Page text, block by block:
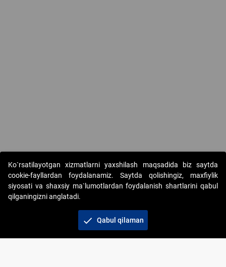
Copyright © 2017-2026. "Elektron onlayn-auksionlarni
tashkil etish" AJ. Barcha huquqlar himoyalangan
Ko`rsatilayotgan xizmatlarni yaxshilash maqsadida biz saytda
cookie-fayllardan foydalanamiz. Saytda qolishingiz, maxfiylik
siyosati va shaxsiy ma`lumotlardan foydalanish shartlarini qabul
qilganingizni anglatadi.
check Qabul qilaman